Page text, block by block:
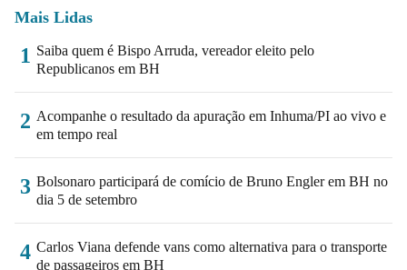
Mais Lidas
1 Saiba quem é Bispo Arruda, vereador eleito pelo
Republicanos em BH
2 Acompanhe o resultado da apuração em Inhuma/PI ao vivo e
em tempo real
3 Bolsonaro participará de comício de Bruno Engler em BH no
dia 5 de setembro
4 Carlos Viana defende vans como alternativa para o transporte
de passageiros em BH